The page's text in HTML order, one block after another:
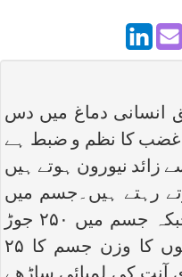
انسانی دماغ میں دس
غضب کا نظم و ضبط ہے
میں۲۵ ’ ارب سے زائد نیورون ہوتے ہیں
رہتے ہیں۔جسم میں
کل ۲۰۶ ہڈ یاں ہوتی ہیں جبکہ جسم میں ۲۵۰ جوڑ
ہیں۔ انسانی جسم کی ہڈیوں کا وزن جسم کا ۲۵